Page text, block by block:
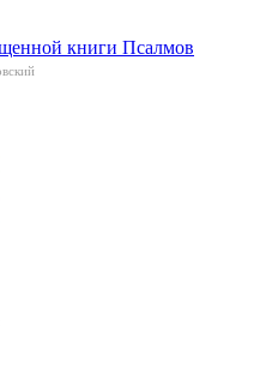
книги Псалмов